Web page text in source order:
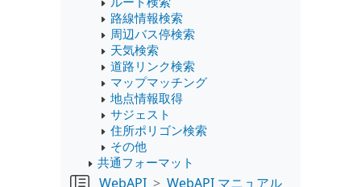
路線情報検索
周辺バス停検索
天気検索
道路リンク検索
マップマッチング
地点情報取得
サジェスト
住所ポリゴン検索
その他
共通フォーマット
WebAPI
WebAPI マニュアル